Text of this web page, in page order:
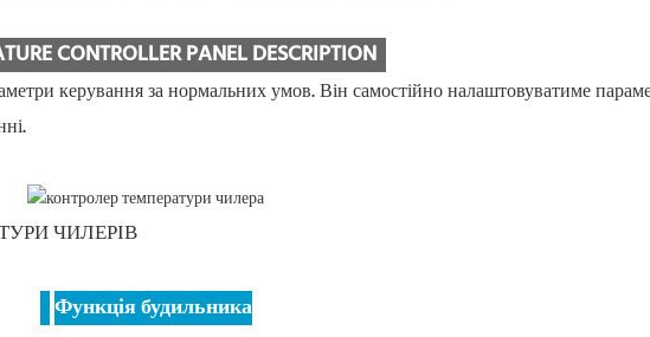
CONTROLLER PANEL DESCRIPTION
керування за нормальних умов. Він самостійно налаштовуватиме
Функція будильника